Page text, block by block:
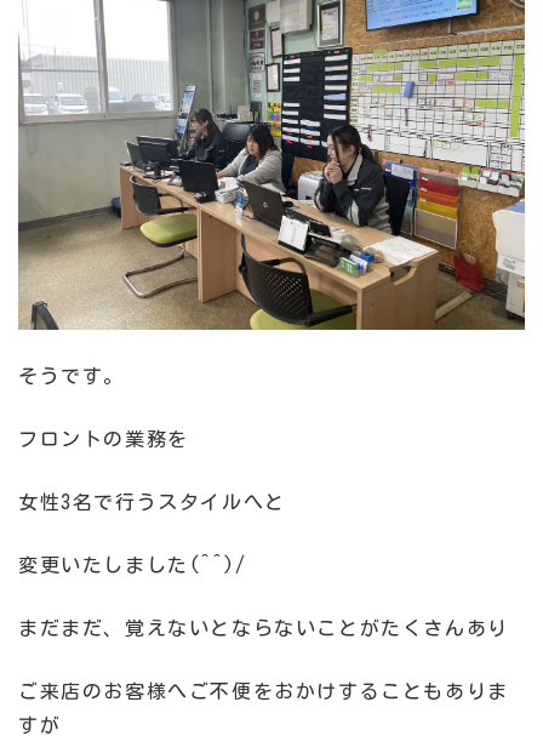
そうです。
フロントの業務を
女性3名で行うスタイルへと
変更いたしました(^^)/
まだまだ、覚えないとならないことがたくさんあり
ご来店のお客様へご不便をおかけすることもありま
すが